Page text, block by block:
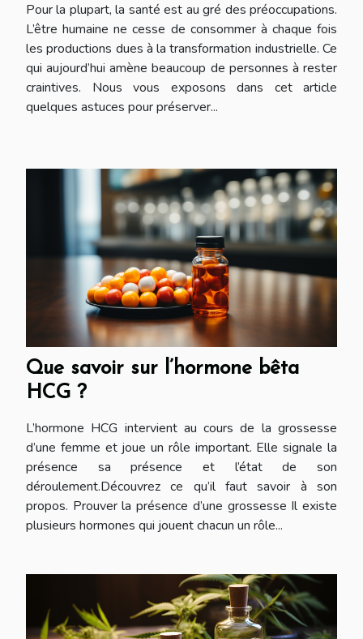
Pour la plupart, la santé est au gré des préoccupations.
L’être humaine ne cesse de consommer à chaque fois
les productions dues à la transformation industrielle. Ce
qui aujourd’hui amène beaucoup de personnes à rester
craintives. Nous vous exposons dans cet article
quelques astuces pour préserver...
Que savoir sur l’hormone bêta
HCG ?
L’hormone HCG intervient au cours de la grossesse
d’une femme et joue un rôle important. Elle signale la
présence sa présence et l’état de son
déroulement.Découvrez ce qu’il faut savoir à son
propos. Prouver la présence d’une grossesse Il existe
plusieurs hormones qui jouent chacun un rôle...